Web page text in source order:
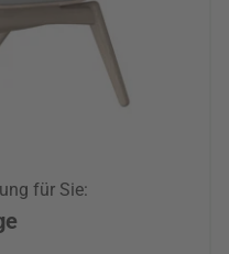
für Sie: